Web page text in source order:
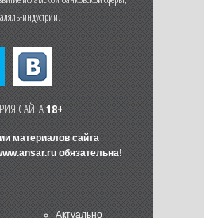
индустрии.
САЙТА18+
материалов сайта
обязательна!
Актуально